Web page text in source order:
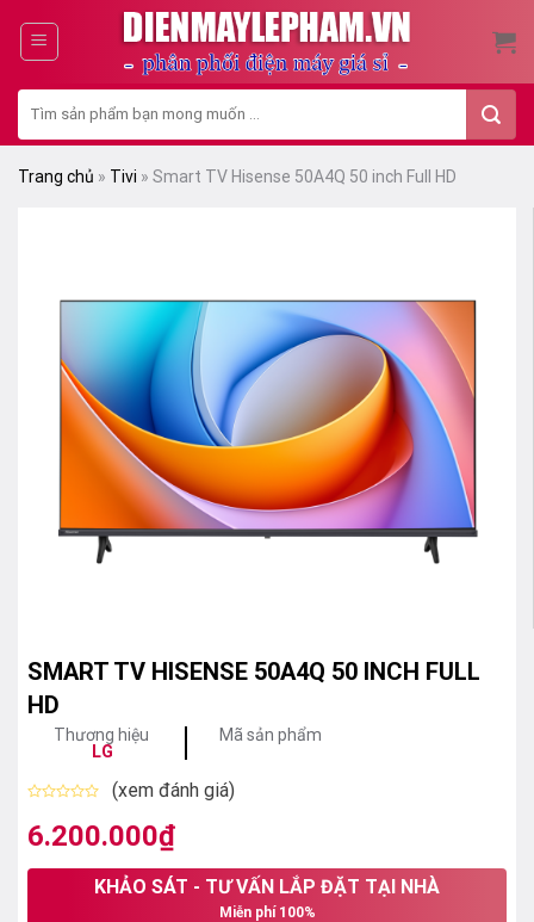
kiếm:
Trang chủ » Tivi » Smart TV Hisense 50A4Q 50 inch Full HD
SMART TV HISENSE 50A4Q 50 INCH FULL
HD
Thương hiệu
LG
Mã sản phẩm
xếp
hạng
5
(xem đánh giá)
6.200.000₫
KHẢO SÁT - TƯ VẤN LẮP ĐẶT TẠI NHÀ
Miễn phí 100%